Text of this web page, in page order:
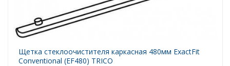
Щетка стеклоочистителя каркасная 480мм ExactFit
Сonventional (EF480) TRICO